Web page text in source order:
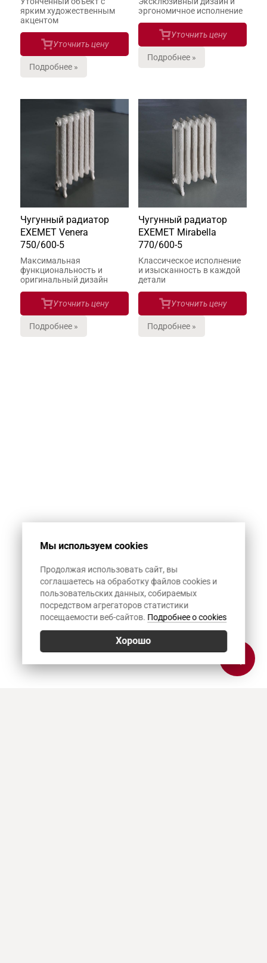
ярким художественным
акцентом
Уточнить цену
Подробнее »
эргономичное исполнение
Уточнить цену
Подробнее »
Чугунный радиатор
EXEMET Venera
750/600-5
Максимальная
функциональность и
оригинальный дизайн
Уточнить цену
Подробнее »
Чугунный радиатор
EXEMET Mirabella
770/600-5
Классическое исполнение
и изысканность в каждой
детали
Уточнить цену
Подробнее »
Мы используем cookies
Продолжая использовать сайт, вы
соглашаетесь на обработку файлов cookies и
пользовательских данных, собираемых
посредством агрегаторов статистики
посещаемости веб-сайтов. Подробнее о cookies
Хорошо